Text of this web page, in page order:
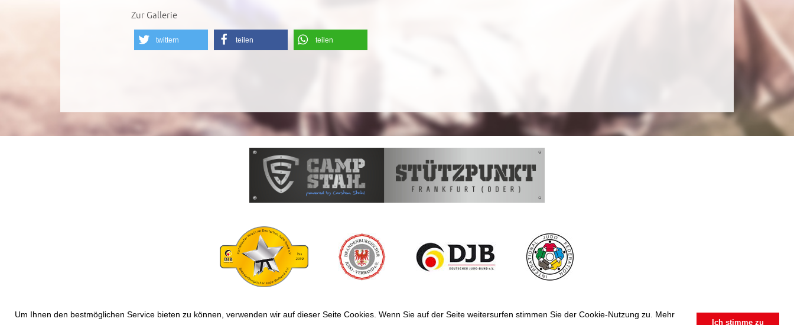
Um Ihnen den bestmöglichen Service bieten zu können, verwenden wir auf dieser Seite Cookies. Wenn Sie auf der Seite weitersurfen stimmen Sie der Cookie-Nutzung zu. Mehr
Ich stimme zu
Zur Gallerie
twittern teilen teilen